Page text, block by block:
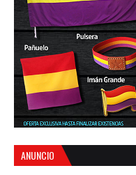
ANUNCIO